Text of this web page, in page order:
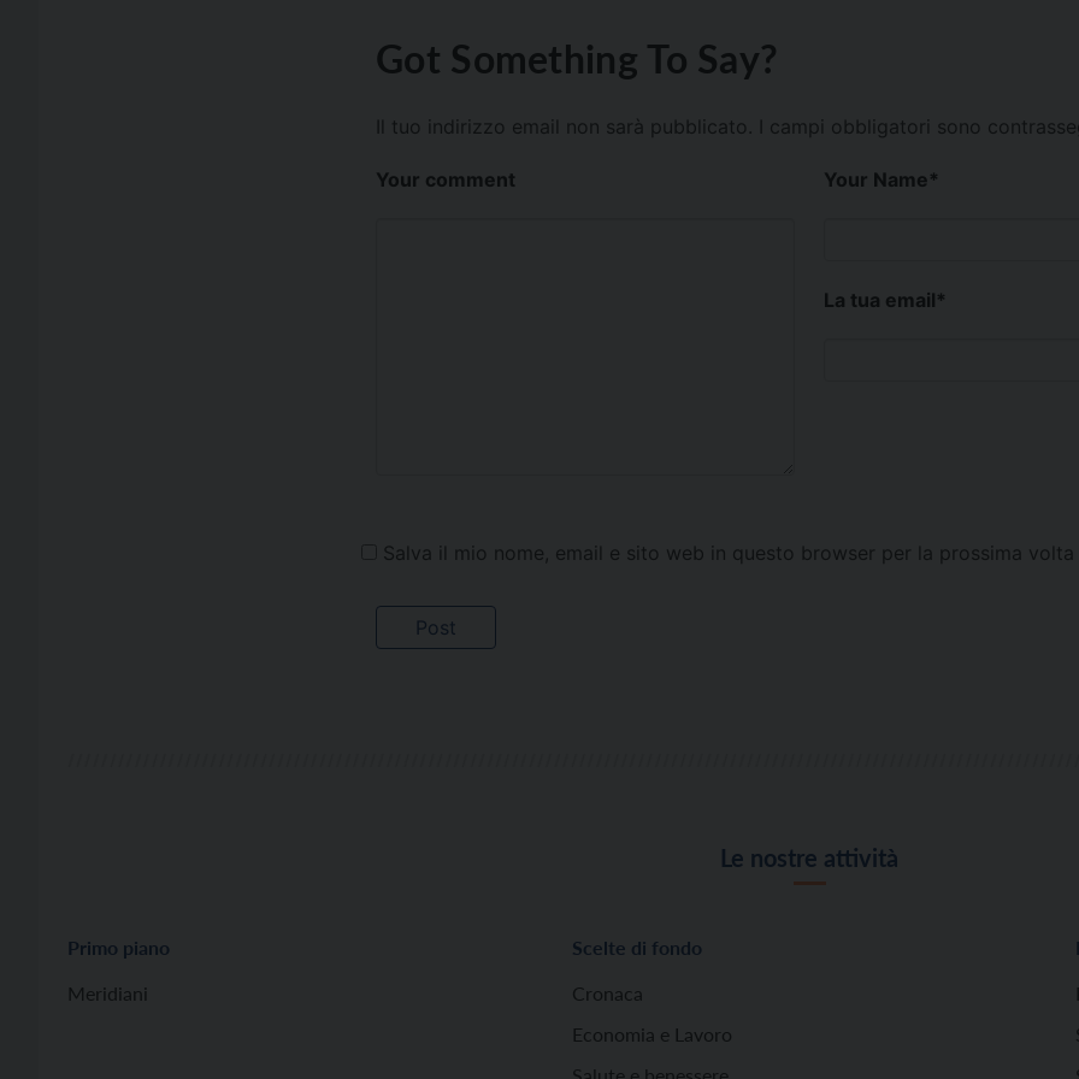
Got Something To Say?
Il tuo indirizzo email non sarà pubblicato. I campi obbligatori sono
Your comment Your Name*
La tua email*
Salva il mio nome, email e sito web in questo browser per la prossima volta
Le nostre attività
Primo piano
Meridiani
Scelte di fondo
Cronaca
Economia e Lavoro